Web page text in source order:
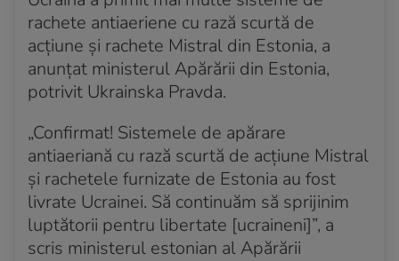
rachete antiaeriene cu rază scurtă de
acțiune şi rachete Mistral din Estonia, a
anunţat ministerul Apărării din Estonia,
potrivit Ukrainska Pravda.
„Confirmat! Sistemele de apărare
antiaeriană cu rază scurtă de acțiune Mistral
și rachetele furnizate de Estonia au fost
livrate Ucrainei. Să continuăm să sprijinim
luptătorii pentru libertate [ucraineni]”, a
scris ministerul estonian al Apărării